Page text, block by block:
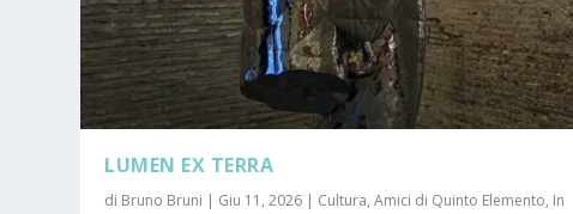
LUMEN EX TERRA
di Bruno Bruni | Giu 11, 2026 | Cultura,Amici di Quinto Elemento, In